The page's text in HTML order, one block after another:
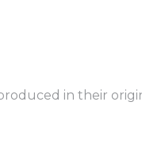
in their